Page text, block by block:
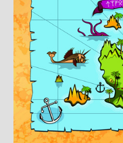
Knižný klub
Kontakt